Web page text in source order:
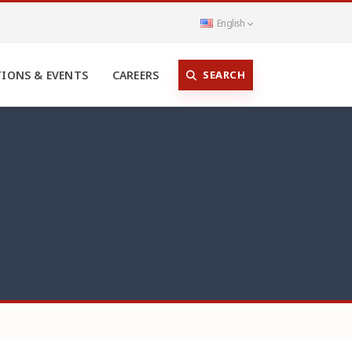
English
& EVENTS CAREERS SEARCH